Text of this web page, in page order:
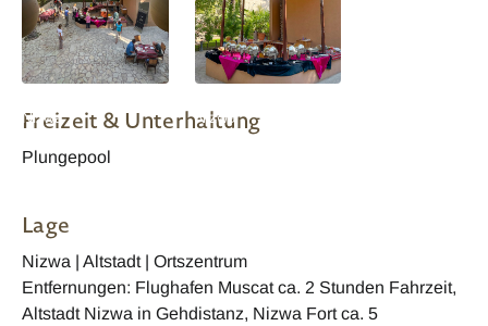
Nizwa
Nizwa
Freizeit & Unterhaltung
Plungepool
Lage
Nizwa | Altstadt | Ortszentrum
Entfernungen: Flughafen Muscat ca. 2 Stunden Fahrzeit,
Altstadt Nizwa in Gehdistanz, Nizwa Fort ca. 5